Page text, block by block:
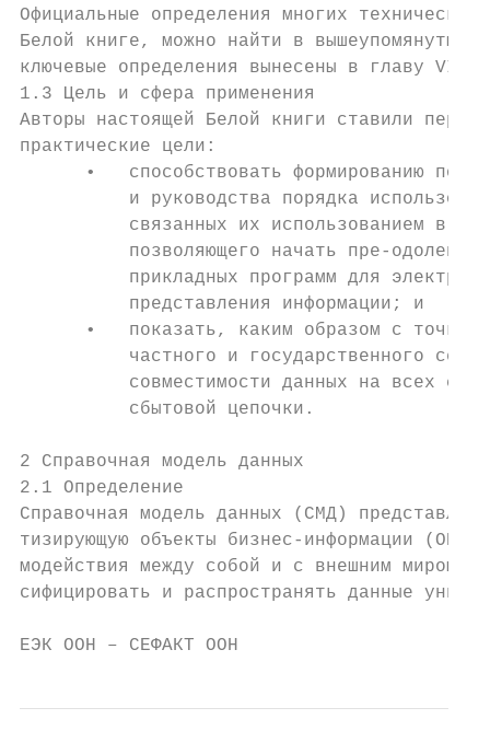
Официальные определения многих
Белой книге, можно найти в вышеупомянутых
ключевые определения вынесены в главу VI.
1.3 Цель и сфера применения
Авторы настоящей Белой книги ставили перед
практические цели:
•   способствовать формированию
и руководства порядка
связанных их использованием в
позволяющего начать пре-
прикладных программ для
          представления информации; и
•   показать, каким образом с точки
частного и государственного
совместимости данных на всех
          сбытовой цепочки.
2 Справочная модель данных
2.1 Определение
Справочная модель данных (СМД)
тизирующую объекты бизнес-информации
модействия между собой и с внешним миром.
сифицировать и распространять данные
ЕЭК ООН – СЕФАКТ ООН